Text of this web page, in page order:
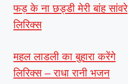
फड़ के ना छड्डी मेरी बांह सांवरे
लिरिक्स
महल लाडली का बुहारा करेंगे
लिरिक्स – राधा रानी भजन